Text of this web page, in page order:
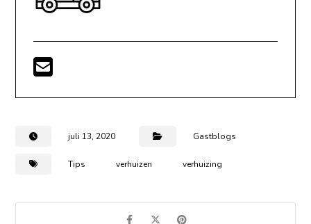
juli 13, 2020 Gastblogs
Tips verhuizen verhuizing